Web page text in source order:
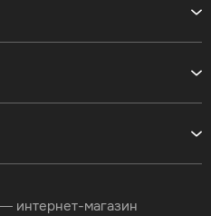
интернет-магазин